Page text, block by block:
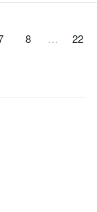
8 … 22